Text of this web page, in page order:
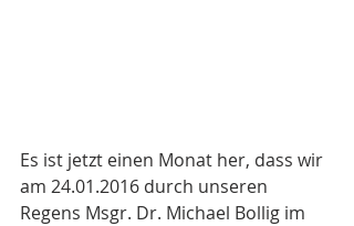
Es ist jetzt einen Monat her, dass wir
am 24.01.2016 durch unseren
Regens Msgr. Dr. Michael Bollig im